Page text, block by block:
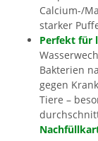
Calcium-/
starker
Perfekt für
Bakterien
gegen
Tiere –